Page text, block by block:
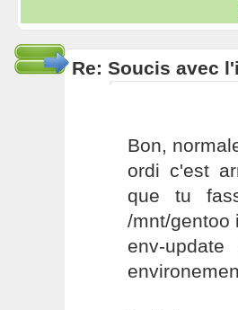
Re: Soucis avec
Bon,
ordi c'est
que tu
/mnt/gentoo
env-